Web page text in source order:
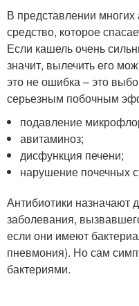
В представлении многих
средство, которое
Если кашель очень
значит, вылечить его
это не ошибка – это
серьезным побочным
подавление
авитаминоз;
дисфункция печени;
нарушение почечных
Антибиотики назначают
заболевания,
если они имеют
пневмония). Но сам
бактериями.